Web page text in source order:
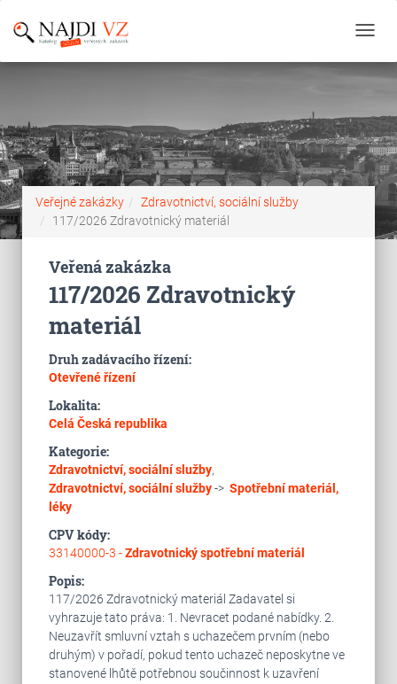
Veřejné zakázky
Zdravotnictví, sociální služby
117/2026 Zdravotnický materiál
Veřená zakázka
117/2026 Zdravotnický
materiál
Druh zadávacího řízení:
Otevřené řízení
Lokalita:
Celá Česká republika
Kategorie:
Zdravotnictví, sociální služby,
Zdravotnictví, sociální služby-> Spotřební materiál,
léky
CPV kódy:
33140000-3 -Zdravotnický spotřební materiál
Popis:
117/2026 Zdravotnický materiál Zadavatel si
vyhrazuje tato práva: 1. Nevracet podané nabídky. 2.
Neuzavřít smluvní vztah s uchazečem prvním (nebo
druhým) v pořadí, pokud tento uchazeč neposkytne ve
stanovené lhůtě potřebnou součinnost k uzavření